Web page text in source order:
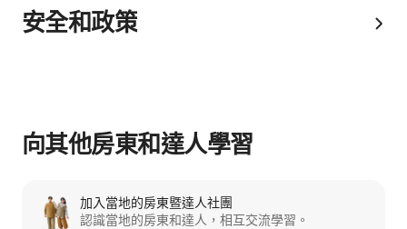
安全和政策
向其他房東和達人學習
加入當地的房東暨達人社團
認識當地的房東和達人，相互交流學習。